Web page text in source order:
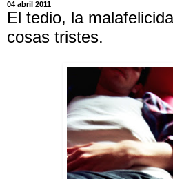
04 abril 2011
El tedio, la
cosas tristes.